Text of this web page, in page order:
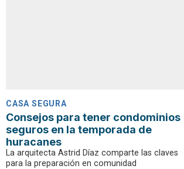
CASA SEGURA
Consejos para tener condominios
seguros en la temporada de
huracanes
La arquitecta Astrid Díaz comparte las claves
para la preparación en comunidad